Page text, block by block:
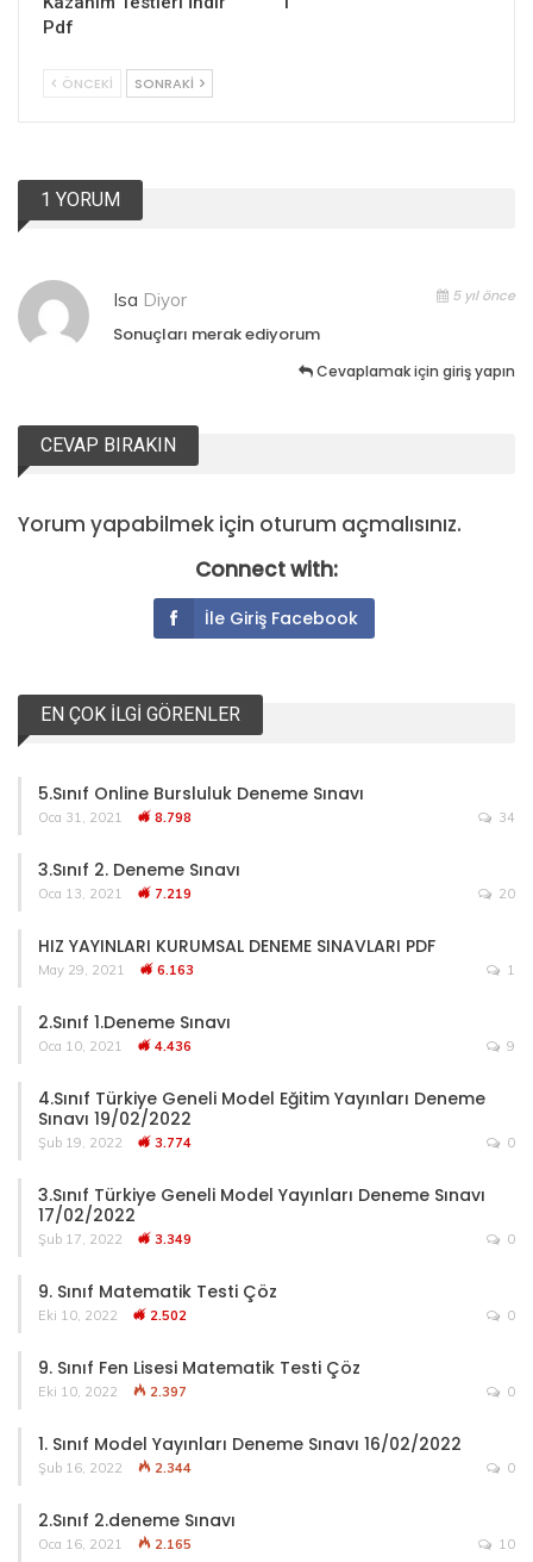
Pdf
ÖNCEKI SONRAKI
1 YORUM
Isa Diyor 5 yıl önce
Sonuçları merak ediyorum
Cevaplamak için giriş yapın
CEVAP BIRAKIN
Yorum yapabilmek için oturum açmalısınız.
Connect with:
İle Giriş Facebook
EN ÇOK İLGI GÖRENLER
5.Sınıf Online Bursluluk Deneme Sınavı
Oca 31, 2021 8.798 34
3.Sınıf 2. Deneme Sınavı
Oca 13, 2021 7.219 20
HIZ YAYINLARI KURUMSAL DENEME SINAVLARI PDF
May 29, 2021 6.163 1
2.Sınıf 1.Deneme Sınavı
Oca 10, 2021 4.436 9
4.Sınıf Türkiye Geneli Model Eğitim Yayınları Deneme
Sınavı 19/02/2022
Şub 19, 2022 3.774 0
3.Sınıf Türkiye Geneli Model Yayınları Deneme Sınavı
17/02/2022
Şub 17, 2022 3.349 0
9. Sınıf Matematik Testi Çöz
Eki 10, 2022 2.502 0
9. Sınıf Fen Lisesi Matematik Testi Çöz
Eki 10, 2022 2.397 0
1. Sınıf Model Yayınları Deneme Sınavı 16/02/2022
Şub 16, 2022 2.344 0
2.Sınıf 2.deneme Sınavı
Oca 16, 2021 2.165 10